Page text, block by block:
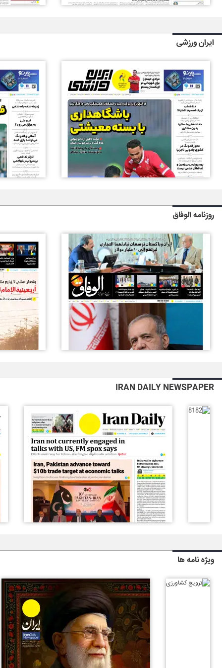
ایران ورزشی
روزنامه الوفاق
IRAN DAILY NEWSPAPER
ویژه نامه ها